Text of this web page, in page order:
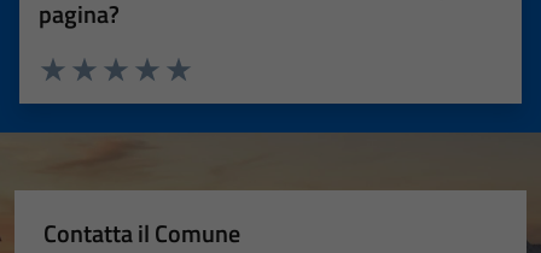
pagina?
Valuta 5 stelle su 5
Valuta 4 stelle su 5
Valuta 3 stelle su 5
Valuta 2 stelle su 5
Valuta 1 stelle su 5
Contatta il Comune